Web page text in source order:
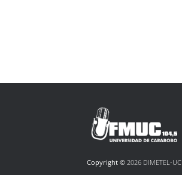
Copyright © 2026 DIMETEL-UC